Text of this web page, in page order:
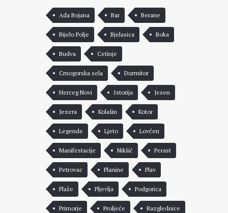
Ada Bojana Bar Berane
Bijelo Polje Bjelasica Boka
Budva Cetinje
Crnogorska sela Durmitor
Herceg Novi Istorija Jesen
Jezera Kolašin Kotor
Legende Ljeto Lovćen
Manifestacije Nikšić Perast
Petrovac Planine Plav
Plaže Pljevlja Podgorica
Primorje Proljeće Razglednice